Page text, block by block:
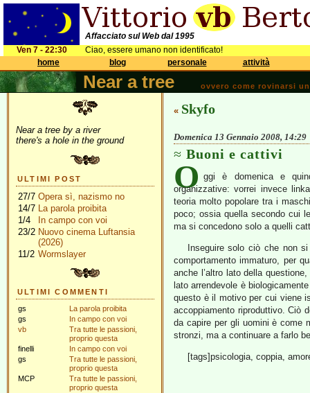
Affacciato sul Web dal 1995
Ven 7 - 22:30
Ciao, essere umano non identificato!
home
blog personale attività
Near a tree ovvero come rovinarsi
Near a tree by a river
there's a hole in the ground
ULTIMI POST
27/7 Opera sì, nazismo no
14/7 La parola proibita
1/4
In campo con voi
23/2 Nuovo cinema Luftansia
(2026)
11/2 Wormslayer
ULTIMI COMMENTI
gs
La parola proibita
gs
In campo con voi
vb
Tra tutte le passioni,
proprio questa
finelli
In campo con voi
gs
Tra tutte le passioni,
proprio questa
MCP
Tra tutte le passioni,
proprio questa
« Skyfo
Domenica 13 Gennaio 2008, 14:29
Buoni e cattivi
O ggi è domenica e
organizzative: vorrei invece
teoria molto popolare tra i
poco; ossia quella secondo cui
ma si concedono solo a quelli
Inseguire solo ciò che non
comportamento immaturo, per
anche l’altro lato della
lato arrendevole è
questo è il motivo per cui viene
accoppiamento riproduttivo. Ciò
da capire per gli uomini è come
stronzi, ma a continuare a farlo
[tags]psicologia, coppia,